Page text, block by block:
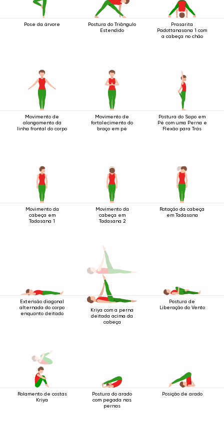
Pose da árvore
Postura do Triângulo
Estendido
Prasarita
Padottanasana 1 com
a cabeça no chão
Movimento de
alongamento da
linha frontal do corpo
Movimento de
fortalecimento do
braço em pé
Postura do Sapo em
Pé com uma Perna e
Flexão para Trás
Movimento da
cabeça em
Tadasana 1
Movimento da
cabeça em
Tadasana 2
Rotação da cabeça
em Tadasana
Extensão diagonal
alternada do corpo
enquanto deitado
Kriya com a perna
deitada acima da
cabeça
Postura de
Liberação do Vento
Rolamento de costas
Kriya
Postura do arado
com pegada nas
pernas
Posição de arado